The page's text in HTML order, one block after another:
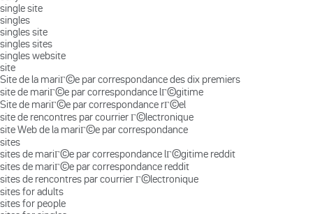
single site
singles
singles site
singles sites
singles website
site
Site de la mariГ©e par correspondance des dix premiers
site de mariГ©e par correspondance lГ©gitime
Site de mariГ©e par correspondance rГ©el
site de rencontres par courrier Г©lectronique
site Web de la mariГ©e par correspondance
sites
sites de mariГ©e par correspondance lГ©gitime reddit
sites de mariГ©e par correspondance reddit
sites de rencontres par courrier Г©lectronique
sites for adults
sites for people